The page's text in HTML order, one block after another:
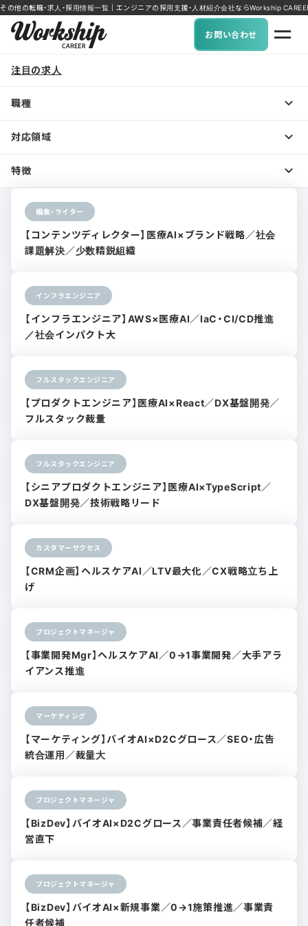
その他の転職・求人・採用情報一覧｜エンジニアの採用支援・人材紹介会社ならWorkship
お問い合わせ
注目の求人
職種
対応領域
特徴
編集・ライター
【コンテンツディレクター】医療AI×ブランド戦略／社会
課題解決／少数精鋭組織
インフラエンジニア
【インフラエンジニア】AWS×医療AI／IaC・CI/CD推進
／社会インパクト大
フルスタックエンジニア
【プロダクトエンジニア】医療AI×React／DX基盤開発／
フルスタック裁量
フルスタックエンジニア
【シニアプロダクトエンジニア】医療AI×TypeScript／
DX基盤開発／技術戦略リード
カスタマーサクセス
【CRM企画】ヘルスケアAI／LTV最大化／CX戦略立ち上
げ
プロジェクトマネージャ
【事業開発Mgr】ヘルスケアAI／0→1事業開発／大手アラ
イアンス推進
マーケティング
【マーケティング】バイオAI×D2Cグロース／SEO・広告
統合運用／裁量大
プロジェクトマネージャ
【BizDev】バイオAI×D2Cグロース／事業責任者候補／経
営直下
プロジェクトマネージャ
【BizDev】バイオAI×新規事業／0→1施策推進／事業責
任者候補